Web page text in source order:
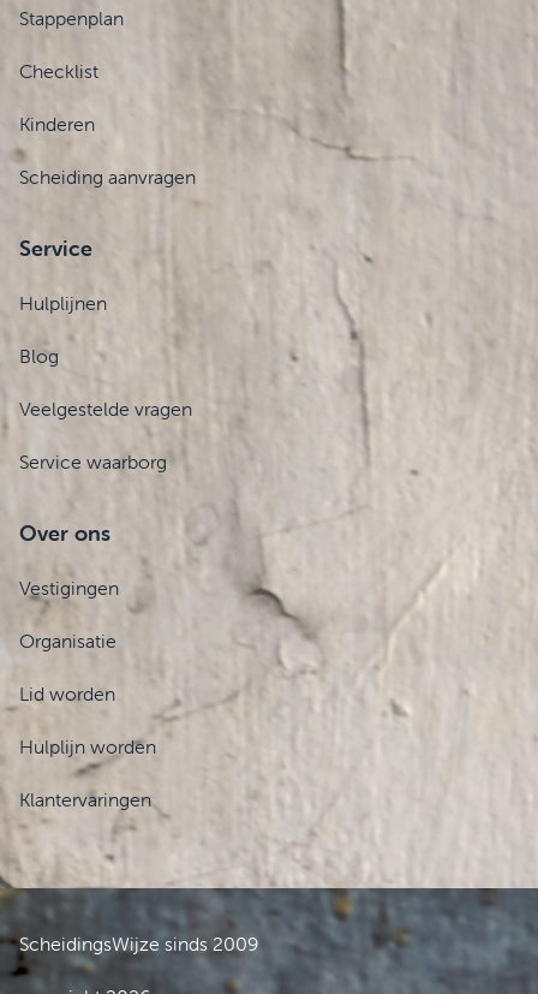
Stappenplan
Checklist
Kinderen
Scheiding aanvragen
Service
Hulplijnen
Blog
Veelgestelde vragen
Service waarborg
Over ons
Vestigingen
Organisatie
Lid worden
Hulplijn worden
Klantervaringen
ScheidingsWijze sinds 2009